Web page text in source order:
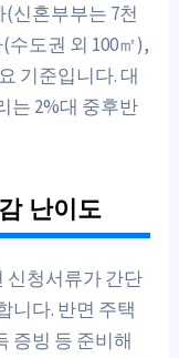
신혼부부는 7천
수도권 외 100㎡),
기준입니다. 대
는 2%대 중후반
난이도
신청서류가 간단
니다. 반면 주택
증빙 등 준비해